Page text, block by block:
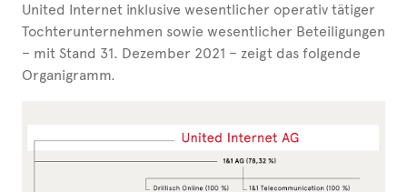
United Internet inklusive wesentlicher operativ tätiger
Tochterunternehmen sowie wesentlicher Beteiligungen
– mit Stand 31. Dezember 2021 – zeigt das folgende
Organigramm.